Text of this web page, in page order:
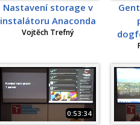
Nastavení storage v
instalátoru Anaconda
Vojtěch Trefný
0:53:34